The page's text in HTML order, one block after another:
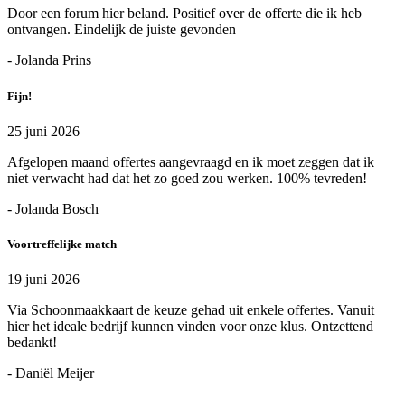
Door een forum hier beland. Positief over de offerte die ik heb
ontvangen. Eindelijk de juiste gevonden
- Jolanda Prins
Fijn!
25 juni 2026
Afgelopen maand offertes aangevraagd en ik moet zeggen dat ik
niet verwacht had dat het zo goed zou werken. 100% tevreden!
- Jolanda Bosch
Voortreffelijke match
19 juni 2026
Via Schoonmaakkaart de keuze gehad uit enkele offertes. Vanuit
hier het ideale bedrijf kunnen vinden voor onze klus. Ontzettend
bedankt!
- Daniël Meijer